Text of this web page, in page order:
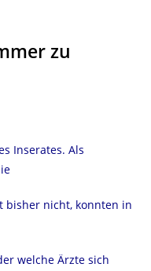
zu
Inserates. Als
bisher nicht, konnten in
welche Ärzte sich